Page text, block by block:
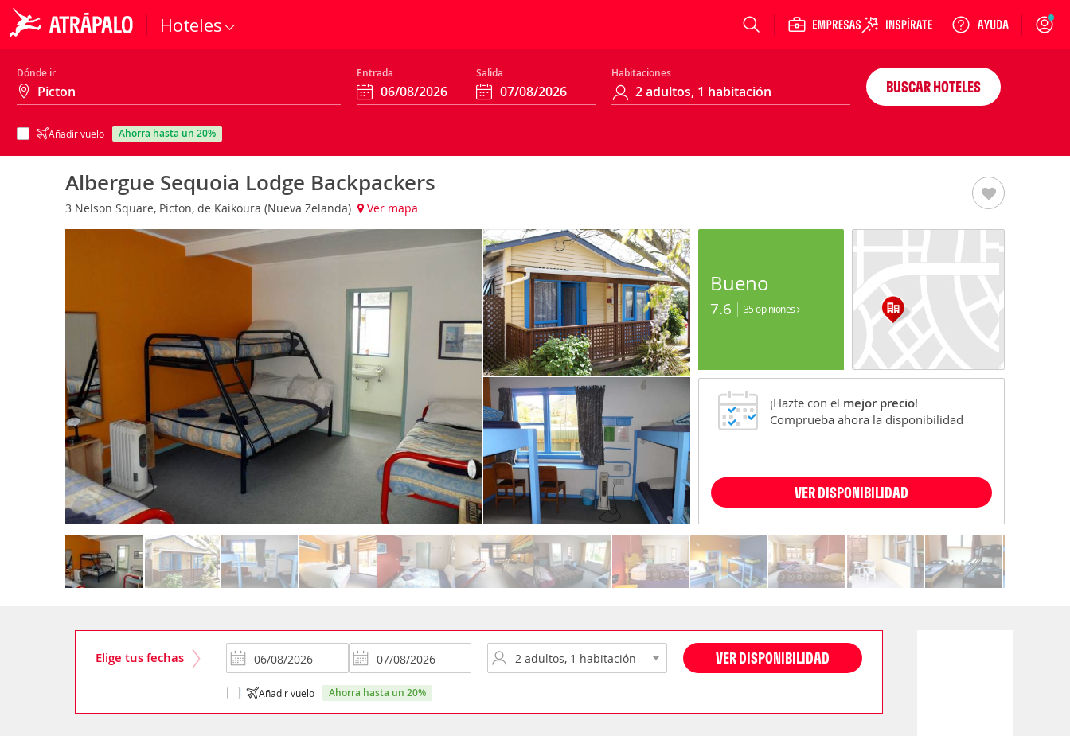
Hoteles Login
Dónde ir Entrada Salida Habitaciones
Añadir vuelo ahorra hasta un 20%
BUSCAR HOTELES
Albergue Sequoia Lodge Backpackers
3 Nelson Square, Picton, de Kaikoura (Nueva Zelanda) Ver mapa
Bueno
7.6 35 opiniones
¡Hazte con el mejor precio!
Comprueba ahora la disponibilidad
VER DISPONIBILIDAD
Elige tus fechas VER DISPONIBILIDAD
Añadir vuelo ahorra hasta un 20%